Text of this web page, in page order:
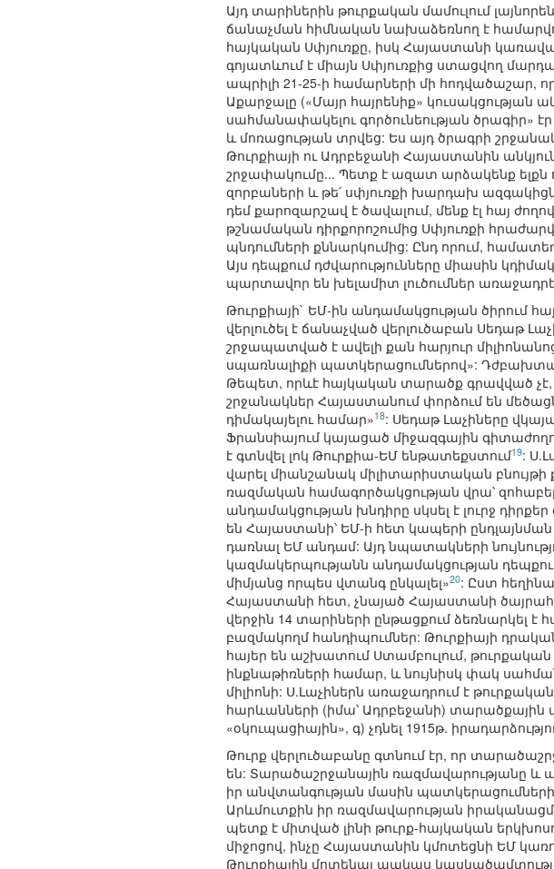
Այդ տարիներին թուրքական մամուլում
ճանաչման հիմնական նախաձեռնող է
հայկական Սփյուռքը, իսկ Հայաստանի
գոյատևում է միայն Սփյուռքից ստացվող
ապրիլի 21-25-ի համարների մի հոդվածաշար,
Աքարջալը («Մայր հայրենիք» կուսակցության
սահմանափակելու գործունեության ծրագիր»
և մոռացության տրվեց: Ես այդ ծրագրի
Թուրքիայի ու Ադրբեջանի Հայաստանին
շրջափակումը... Պետք է ազատ արձակենք ելքն
զորբաների և թե՛ սփյուռքի խարդախ
դեմ քարոզարշավ է ծավալում, մենք էլ հայ
թշնամական դիրքորոշումից Սփյուռքի
պնդումների քննարկումից: Ընդ որում,
Այս դեպքում դժվարությունները միասին
պարտավոր են խելամիտ լուծումներ
Թուրքիայի` ԵՄ-ին անդամակցության ծիրում
վերլուծել է ճանաչված վերլուծաբան Սեդաթ
շրջապատված է ավելի քան հարյուր
սպառնալիքի պատկերացումներով»:
Թեպետ, որևէ հայկական տարածք գրավված չէ,
շրջանակներ Հայաստանում փորձում են
դիմակայելու համար»18: Սեդաթ Լաչիները
Ֆրանսիայում կայացած միջազգային
է գտնվել լոկ Թուրքիա-ԵՄ ենթատեքստում19:
վարել միանշանակ միլիտարիստական
ռազմական համագործակցության վրա՝
անդամակցության խնդիրը սկսել է լուրջ
են Հայաստանի՝ ԵՄ-ի հետ կապերի
դառնալ ԵՄ անդամ: Այդ նպատակների
կազմակերպությանն անդամակցության
միմյանց որպես վտանգ ընկալել»20: Ըստ
Հայաստանի հետ, չնայած Հայաստանի
վերջին 14 տարիների ընթացքում ձեռնարկել է
բազմակողմ հանդիպումներ: Թուրքիայի
հայեր են աշխատում Ստամբուլում,
ինքնաթիռների համար, և նույնիսկ փակ
միլիոնի: Ս.Լաչիներն առաջադրում է
հարևանների (իմա՝ Ադրբեջանի) տարածքային
«օկուպացիային», գ) չդնել 1915թ.
Թուրք վերլուծաբանը գտնում էր, որ
են: Տարածաշրջանային ռազմավարությանը և
իր անվտանգության մասին
Արևմուտքին իր ռազմավարության
պետք է միտված լինի թուրք-հայկական
միջոցով, ինչը Հայաստանին կմոտեցնի ԵՄ
Թուրքիային մոտենալ պակաս